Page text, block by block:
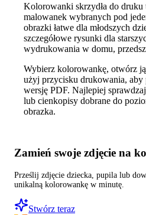
Kolorowanki skrzydła do druku
malowanek wybranych pod
obrazki łatwe dla młodszych
szczegółowe rysunki dla
wydrukowania w domu,
Wybierz kolorowankę, otwórz
użyj przycisku drukowania, aby
wersję PDF. Najlepiej
lub cienkopisy dobrane do
obrazka.
Zamień swoje zdjęcie na
Prześlij zdjęcie dziecka, pupila lub
unikalną kolorowankę w minutę.
Stwórz teraz